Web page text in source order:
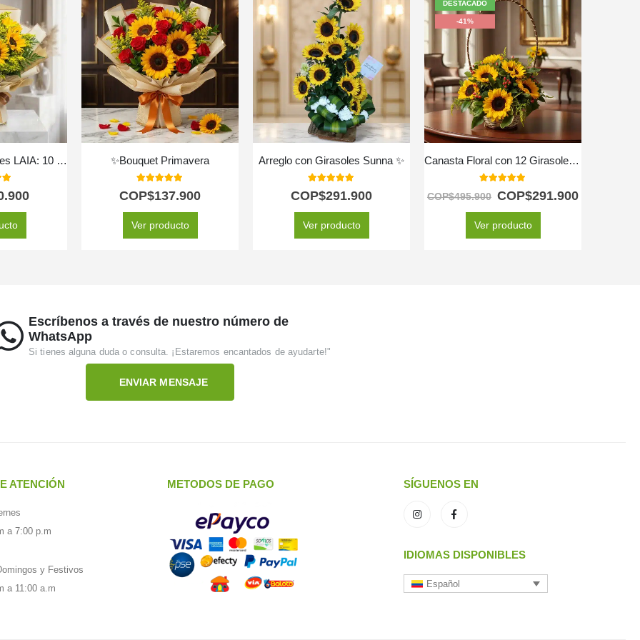
Bouquet de Girasoles LAIA: 10 Flores Radiantes y Frescas ⚜️ ✨Bouquet Primavera
5.00
COP$137.900
Ver producto
Arreglo con Girasoles Sunna ✨
5.00
COP$291.900
Ver producto
DESTACADO
-41%
Canasta Floral con 12 Girasoles ✨
out of 5
COP$495.900 COP$291.900
Ver producto
Escríbenos a través de nuestro número de
WhatsApp
Si tienes alguna duda o consulta. ¡Estaremos encantados de ayudarte!"
ENVIAR MENSAJE
ATENCIÓN
a 7:00 p.m
y Festivos
a 11:00 a.m
METODOS DE PAGO SÍGUENOS EN
IDIOMAS DISPONIBLES
Español